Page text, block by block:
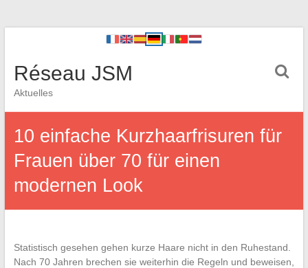
Réseau JSM
Aktuelles
10 einfache Kurzhaarfrisuren für
Frauen über 70 für einen
modernen Look
Statistisch gesehen gehen kurze Haare nicht in den Ruhestand.
Nach 70 Jahren brechen sie weiterhin die Regeln und beweisen,